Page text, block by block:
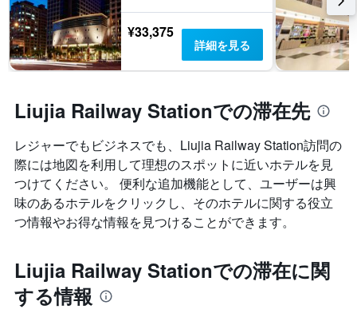
¥33,375
詳細を見る
Liujia Railway Stationでの滞在先
レジャーでもビジネスでも、Liujia Railway Station​訪問の
際には地図を利用して理想のスポットに近いホテルを見
つけてください。 便利な追加機能として、ユーザーは興
味のあるホテルをクリックし、そのホテルに関する役立
つ情報やお得な情報を見つけることができます。
Liujia Railway Stationでの滞在に関
する情報